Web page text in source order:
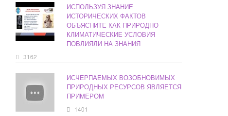
ИСПОЛЬЗУЯ ЗНАНИЕ
ИСТОРИЧЕСКИХ ФАКТОВ
ОБЪЯСНИТЕ КАК ПРИРОДНО
КЛИМАТИЧЕСКИЕ УСЛОВИЯ
ПОВЛИЯЛИ НА ЗНАНИЯ
3162
ИСЧЕРПАЕМЫХ ВОЗОБНОВИМЫХ
ПРИРОДНЫХ РЕСУРСОВ ЯВЛЯЕТСЯ
ПРИМЕРОМ
1401